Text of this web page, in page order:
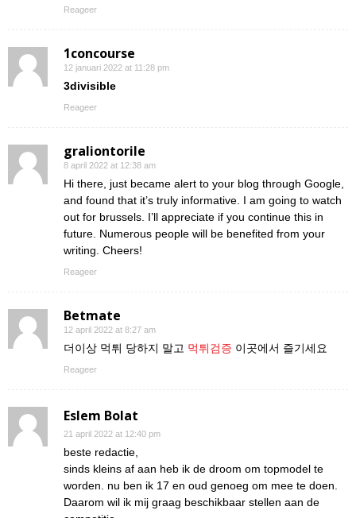
Reageer
1concourse
12 januari 2022 at 11:28 pm
3divisible
Reageer
graliontorile
8 april 2022 at 12:38 am
Hi there, just became alert to your blog through Google,
and found that it’s truly informative. I am going to watch
out for brussels. I’ll appreciate if you continue this in
future. Numerous people will be benefited from your
writing. Cheers!
Reageer
Betmate
12 april 2022 at 8:27 am
더이상 먹튀 당하지 말고 먹튀검증 이곳에서 즐기세요
Reageer
Eslem Bolat
21 april 2022 at 12:40 pm
beste redactie,
sinds kleins af aan heb ik de droom om topmodel te
worden. nu ben ik 17 en oud genoeg om mee te doen.
Daarom wil ik mij graag beschikbaar stellen aan de